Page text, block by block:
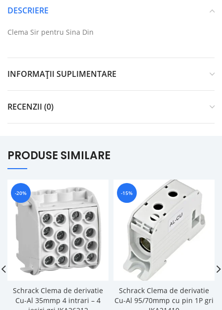
DESCRIERE
Clema Sir pentru Sina Din
INFORMAȚII SUPLIMENTARE
RECENZII (0)
PRODUSE SIMILARE
-20%
Schrack Clema de derivatie
Cu-Al 35mmp 4 intrari – 4
-15%
Schrack Clema de derivatie
Cu-Al 95/70mmp cu pin 1P gri